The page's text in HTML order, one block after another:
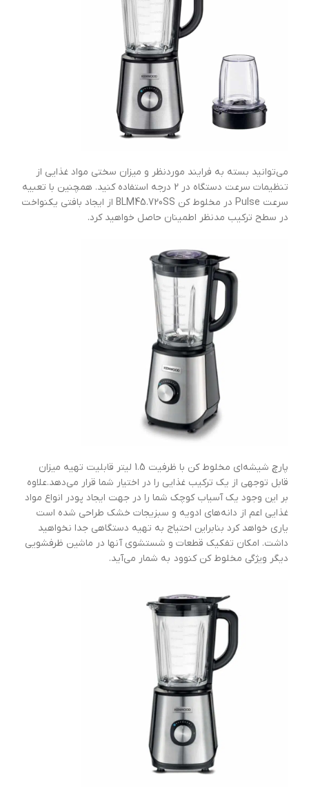
می‌توانید بسته به فرایند موردنظر و میزان سختی مواد غذایی از
تنظیمات سرعت دستگاه در 2 درجه استفاده کنید. همچنین با تعبیه
سرعت Pulse در مخلوط کن BLM45.720SS از ایجاد بافتی یکنواخت
در سطح ترکیب مدنظر اطمینان حاصل خواهید کرد.
پارچ شیشه‌ای مخلوط کن با ظرفیت 1.5 لیتر قابلیت تهیه میزان
قابل توجهی از یک ترکیب غذایی را در اختیار شما قرار می‌دهد.علاوه
بر این وجود یک آسیاب کوچک شما را در جهت ایجاد پودر انواع مواد
غذایی اعم از دانه‌های ادویه و سبزیجات خشک طراحی شده است
یاری خواهد کرد بنابراین احتیاج به تهیه دستگاهی جدا نخواهید
داشت. امکان تفکیک قطعات و شستشوی آنها در ماشین ظرفشویی
دیگر ویژگی مخلوط کن کنوود به شمار می‌آید.